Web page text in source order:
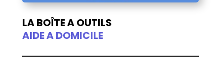
LA BOÎTE A OUTILS
AIDE A DOMICILE